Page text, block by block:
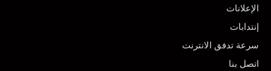
الإعلانات
إنتدابات
سرعة تدفق الانترنت
اتصل بنا